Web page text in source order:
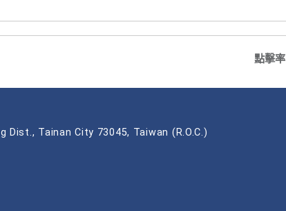
點擊率
Dist., Tainan City 73045, Taiwan (R.O.C.)